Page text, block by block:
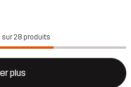
sur 28 produits
plus